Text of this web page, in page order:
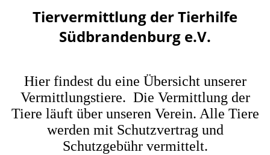
Tiervermittlung der Tierhilfe
Südbrandenburg e.V.
Hier findest du eine Übersicht unserer
Vermittlungstiere. Die Vermittlung der
Tiere läuft über unseren Verein. Alle Tiere
werden mit Schutzvertrag und
Schutzgebühr vermittelt.